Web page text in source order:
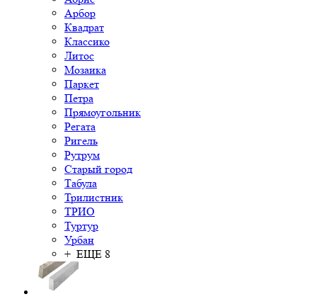
Арбор
Квадрат
Классико
Литос
Мозаика
Паркет
Петра
Прямоугольник
Регата
Ригель
Рутрум
Старый город
Табула
Трилистник
ТРИО
Туртур
Урбан
+ ЕЩЕ 8